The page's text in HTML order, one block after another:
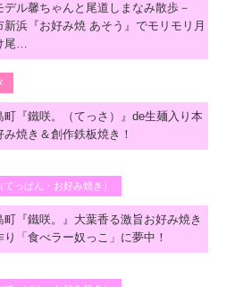
デル馨ちゃんと尾道しまなみ散歩－
浜『お好み焼 あそう』でモリモリ月
尾…
町『鐵咲。（てっさ）』de生麺入り本
焼き＆創作鉄板焼き！
てっぱん・お好み焼き）
町『鐵咲。』大葉香る激旨お好み焼き
り「食べラー奴っこ」に夢中！